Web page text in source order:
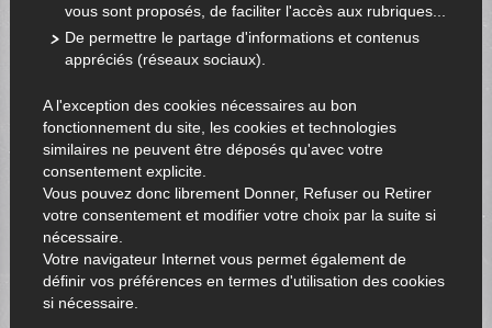
Mot de passe
Mot de passe oublié ?
Ok
vous sont proposés, de faciliter l'accès aux rubriques...
De permettre le partage d'informations et contenus
appréciés (réseaux sociaux).
A l'exception des cookies nécessaires au bon
fonctionnement du site, les cookies et technologies
similaires ne peuvent être déposés qu'avec votre
consentement explicite.
Vous pouvez donc librement Donner, Refuser ou Retirer
votre consentement et modifier votre choix par la suite si
nécessaire.
Votre navigateur Internet vous permet également de
définir vos préférences en termes d'utilisation des cookies
si nécessaire.